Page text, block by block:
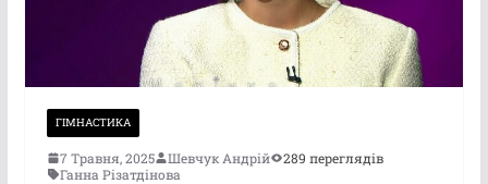
ГІМНАСТИКА
7 Травня, 2025 Шевчук Андрій
289 переглядів
Ганна Різатдінова